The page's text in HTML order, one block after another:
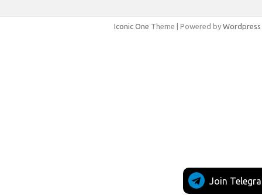
Join
Iconic One Theme | Powered by Wordpress